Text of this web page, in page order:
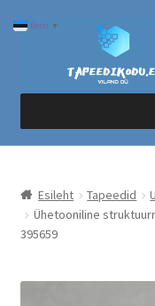
Liigu
navigeerimisele
Liigu
Esileht Tapeedid
Ühetooniline
395659
Eesti ▼